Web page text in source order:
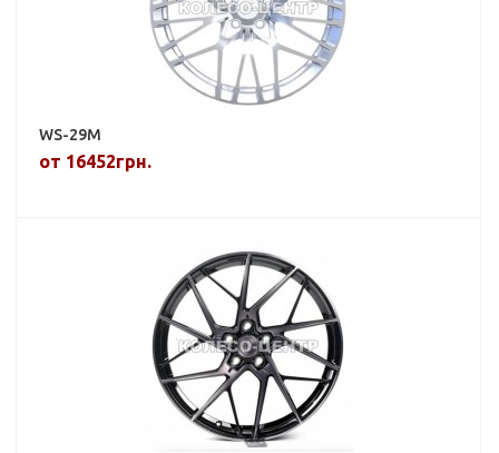
WS-29M
от 16452грн.